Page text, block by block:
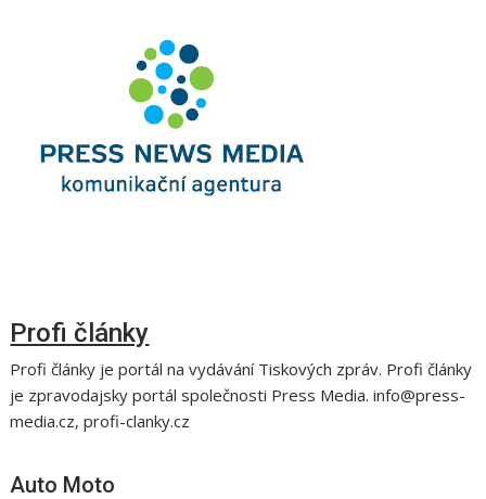
Profi články
Profi články je portál na vydávání Tiskových zpráv. Profi články
je zpravodajsky portál společnosti Press Media. info@press-
media.cz, profi-clanky.cz
Auto Moto